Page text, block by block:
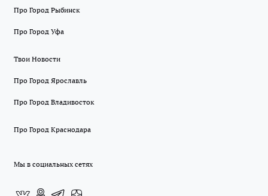
Про Город Рыбинск
Про Город Уфа
Твои Новости
Про Город Ярославль
Про Город Владивосток
Про Город Краснодара
Мы в социальных сетях